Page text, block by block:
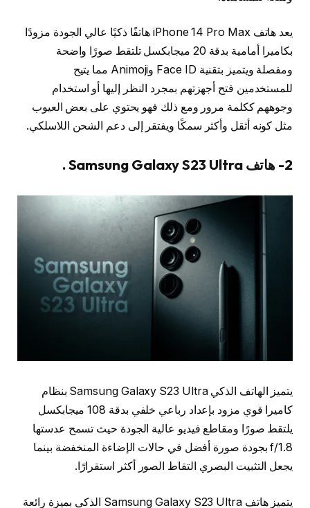
يعد هاتف iPhone 14 Pro Max هاتفًا ذكيًا عالي الجودة مزودًا
بكاميرا أمامية بدقة 20 ميجابكسل تلتقط صورًا واضحة
ومفصلة ويتميز بتقنية Face ID وAnimoji مما يتيح
للمستخدمين فتح أجهزتهم بمجرد النظر إليها أو استخدام
وجوههم ككلمة مرور ومع ذلك فهو يحتوي على بعض العيوب
مثل كونه أثقل وأكثر سمكًا ويفتقر إلى دعم الشحن اللاسلكي.
2- هاتف Samsung Galaxy S23 Ultra .
يتميز الهاتف الذكي Samsung Galaxy S23 Ultra بنظام
كاميرا قوي مزود بإعداد رباعي خلفي بدقة 108 ميجابكسل
يلتقط صورًا ومقاطع فيديو عالية الجودة حيث تسمح عدستها
f/1.8 بجودة صورة أفضل في حالات الإضاءة المنخفضة بينما
يجعل التثبيت البصري التقاط الصور أكثر استقرارًا.
يتميز هاتف Samsung Galaxy S23 Ultra الذكي بميزة رائعة